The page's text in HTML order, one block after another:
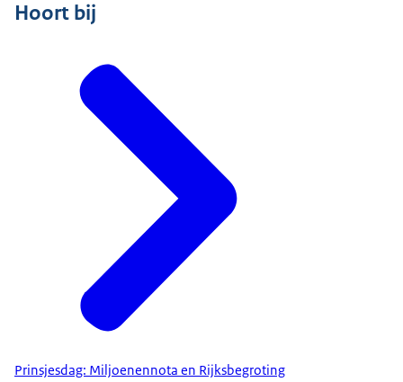
Hoort bij
Prinsjesdag: Miljoenennota en Rijksbegroting